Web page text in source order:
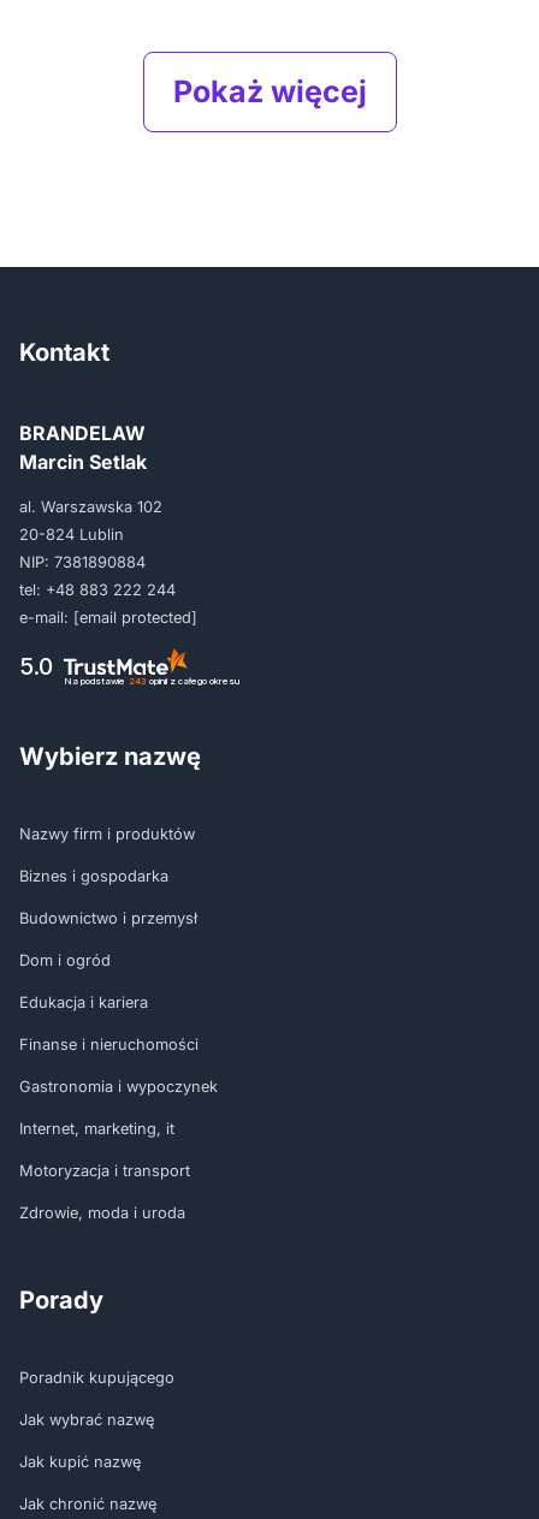
Pokaż więcej
Kontakt
BRANDELAW
Marcin Setlak
al. Warszawska 102
20-824 Lublin
NIP: 7381890884
tel: +48 883 222 244
e-mail: [email protected]
5.0
Na podstawie 243 opinii z całego okresu
Wybierz nazwę
Nazwy firm i produktów
Biznes i gospodarka
Budownictwo i przemysł
Dom i ogród
Edukacja i kariera
Finanse i nieruchomości
Gastronomia i wypoczynek
Internet, marketing, it
Motoryzacja i transport
Zdrowie, moda i uroda
Porady
Poradnik kupującego
Jak wybrać nazwę
Jak kupić nazwę
Jak chronić nazwę